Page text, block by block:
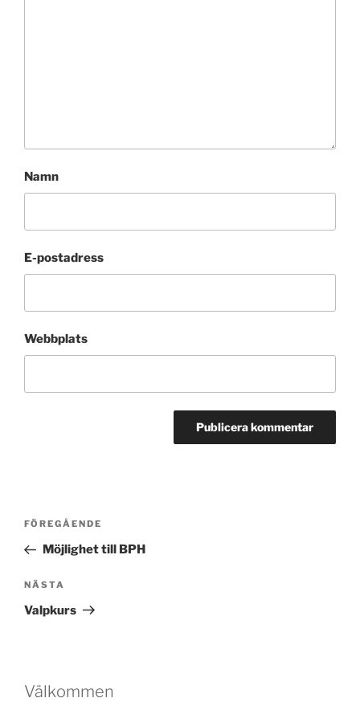
Namn
E-postadress
Webbplats
Inläggsnavigering
Föregående
inlägg
FÖREGÅENDE
Möjlighet till BPH
Nästa
inlägg
NÄSTA
Valpkurs
Välkommen